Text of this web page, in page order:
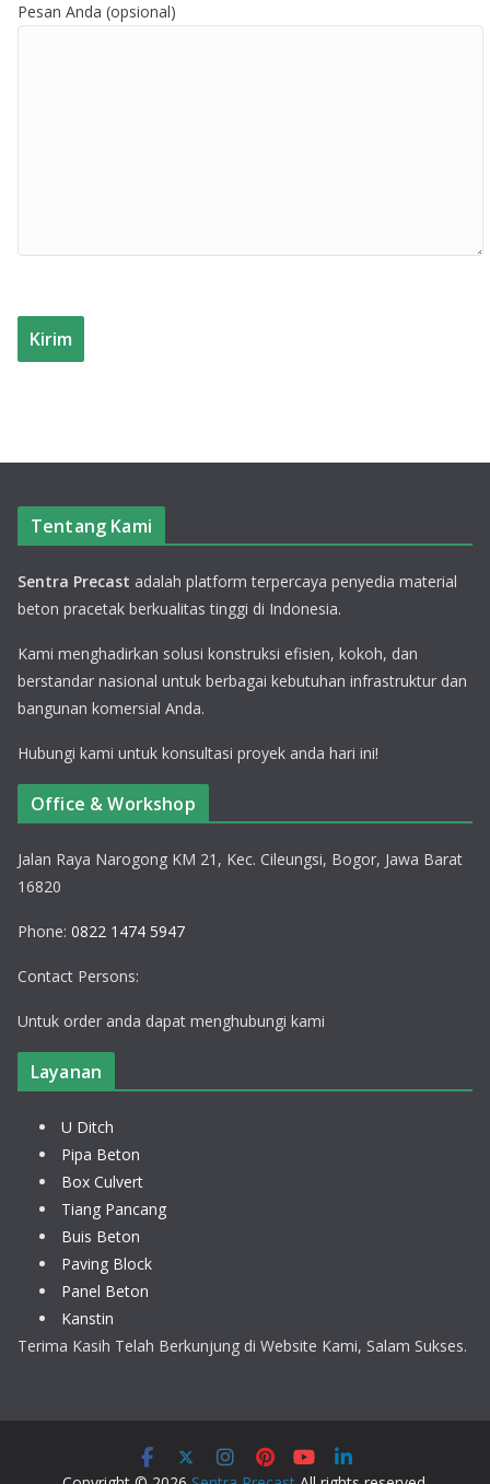
Pesan Anda (opsional)
Tentang Kami
Sentra Precast adalah platform terpercaya penyedia material
beton pracetak berkualitas tinggi di Indonesia.
Kami menghadirkan solusi konstruksi efisien, kokoh, dan
berstandar nasional untuk berbagai kebutuhan infrastruktur dan
bangunan komersial Anda.
Hubungi kami untuk konsultasi proyek anda hari ini!
Office & Workshop
Jalan Raya Narogong KM 21, Kec. Cileungsi, Bogor, Jawa Barat
16820
Phone: 0822 1474 5947
Contact Persons:
Untuk order anda dapat menghubungi kami
Layanan
U Ditch
Pipa Beton
Box Culvert
Tiang Pancang
Buis Beton
Paving Block
Panel Beton
Kanstin
Terima Kasih Telah Berkunjung di Website Kami, Salam Sukses.